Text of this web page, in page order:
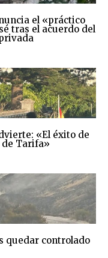
el «práctico
tras el acuerdo del
«El éxito de
de Tarifa»
quedar controlado